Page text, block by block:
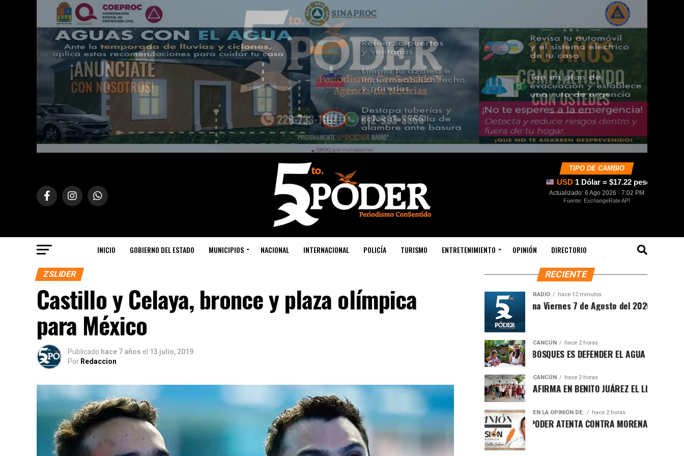
TIPO DE CAMBIO
USD 1 Dólar = $17.22 pesos
Actualizado: 6 Ago 2026 · 7:02 PM
Fuente: ExchangeRate API
INICIO GOBIERNO DEL ESTADO MUNICIPIOS NACIONAL INTERNACIONAL POLICÍA TURISMO ENTRETENIMIENTO OPINIÓN DIRECTORIO
ZSLIDER
Castillo y Celaya, bronce y plaza olímpica
para México
Publicado hace 7 años el 13 julio, 2019
Por Redaccion
RECIENTE
RADIO hace 12 minutos
Sintesis Matutina Viernes 7 de Agosto del 2026
CANCÚN hace 2 horas
PROTEGER LOS BOSQUES ES DEFENDER EL AGUA Y EL FUTURO
CANCÚN hace 2 horas
RAFA MARÍN REAFIRMA EN BENITO JUÁREZ EL LLAMADO A
EN LA OPINIÓN DE: hace 2 horas
LUCHA POR EL PODER ATENTA CONTRA MORENA EN Q.ROO